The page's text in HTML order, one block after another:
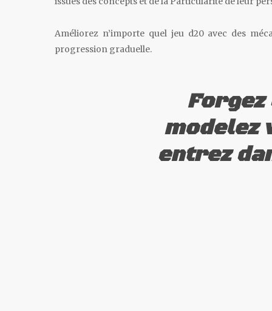
Améliorez n’importe quel jeu d20 avec des
progression graduelle.
Forgez
modelez
entrez